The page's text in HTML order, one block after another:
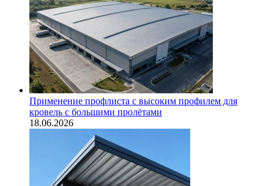
Применение профлиста с высоким профилем для
кровель с большими пролётами
18.06.2026